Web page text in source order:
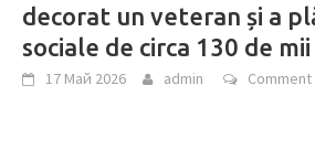
decorat un veteran și a
sociale de circa 130 de
17 Май 2026 admin Comment